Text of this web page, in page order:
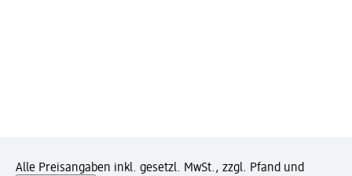
Alle Preisangaben inkl. gesetzl. MwSt., zzgl. Pfand und